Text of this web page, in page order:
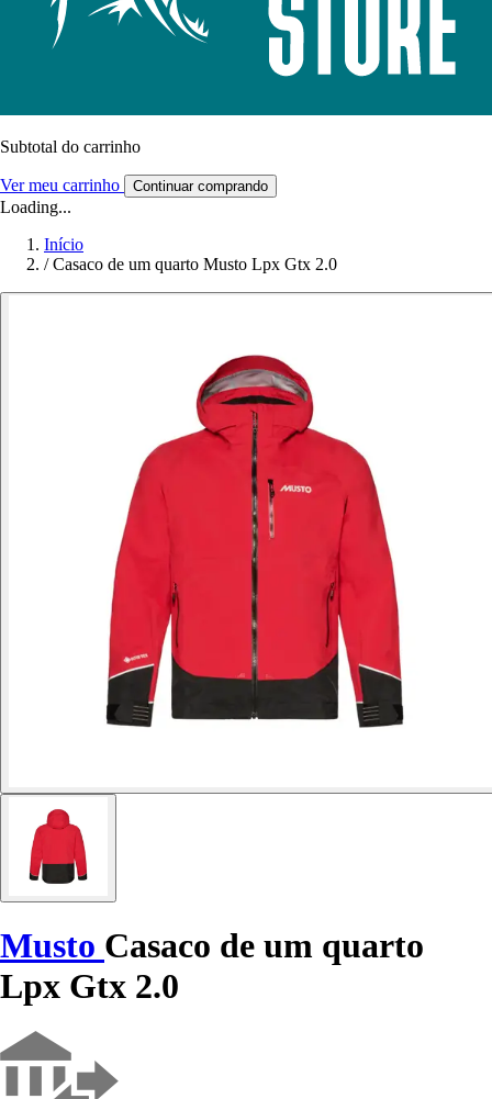
Subtotal do carrinho
Ver meu carrinho Continuar comprando
Loading...
Início
/ Casaco de um quarto Musto Lpx Gtx 2.0
Musto Casaco de um quarto
Lpx Gtx 2.0